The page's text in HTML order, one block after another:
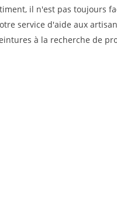
il n'est pas toujours
service d'aide aux
à la recherche de